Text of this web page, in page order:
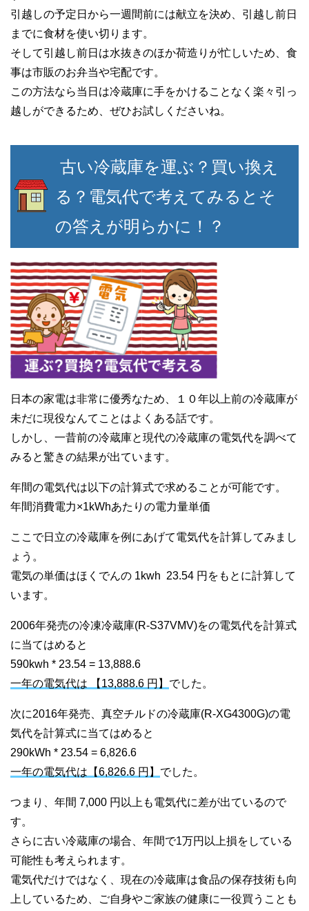
引越しの予定日から一週間前には献立を決め、引越し前日
までに食材を使い切ります。
そして引越し前日は水抜きのほか荷造りが忙しいため、食
事は市販のお弁当や宅配です。
この方法なら当日は冷蔵庫に手をかけることなく楽々引っ
越しができるため、ぜひお試しくださいね。
古い冷蔵庫を運ぶ？買い換え
る？電気代で考えてみるとそ
の答えが明らかに！？
日本の家電は非常に優秀なため、１０年以上前の冷蔵庫が
未だに現役なんてことはよくある話です。
しかし、一昔前の冷蔵庫と現代の冷蔵庫の電気代を調べて
みると驚きの結果が出ています。
年間の電気代は以下の計算式で求めることが可能です。
年間消費電力×1kWhあたりの電力量単価
ここで日立の冷蔵庫を例にあげて電気代を計算してみまし
ょう。
電気の単価はほくでんの 1kwh 23.54 円をもとに計算して
います。
2006年発売の冷凍冷蔵庫(R-S37VMV)をの電気代を計算式
に当てはめると
590kwh * 23.54 = 13,888.6
一年の電気代は 【13,888.6 円】 でした。
次に2016年発売、真空チルドの冷蔵庫(R-XG4300G)の電
気代を計算式に当てはめると
290kWh * 23.54 = 6,826.6
一年の電気代は【6,826.6 円】 でした。
つまり、年間 7,000 円以上も電気代に差が出ているので
す。
さらに古い冷蔵庫の場合、年間で1万円以上損をしている
可能性も考えられます。
電気代だけではなく、現在の冷蔵庫は食品の保存技術も向
上しているため、ご自身やご家族の健康に一役買うことも